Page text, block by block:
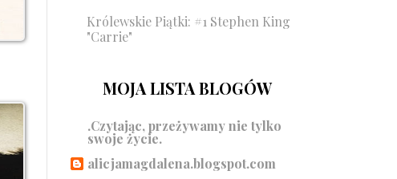
Królewskie Piątki: #1 Stephen King
"Carrie"
MOJA LISTA BLOGÓW
.Czytając, przeżywamy nie tylko
swoje życie.
alicjamagdalena.blogspot.com